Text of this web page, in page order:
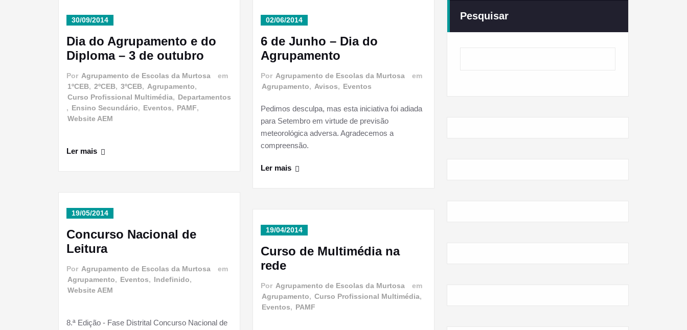
30/09/2014
Dia do Agrupamento e do
Diploma – 3 de outubro
Por Agrupamento de Escolas da Murtosa
em
1ºCEB, 2ºCEB, 3ºCEB, Agrupamento,
Curso Profissional Multimédia, Departamentos
, Ensino Secundário, Eventos, PAMF,
Website AEM
Ler mais
19/05/2014
Concurso Nacional de
Leitura
Por Agrupamento de Escolas da Murtosa
em
Agrupamento, Eventos, Indefinido,
Website AEM
8.ª Edição - Fase Distrital Concurso Nacional de
02/06/2014
6 de Junho – Dia do
Agrupamento
Por Agrupamento de Escolas da Murtosa
em
Agrupamento, Avisos, Eventos
Pedimos desculpa, mas esta iniciativa foi adiada
para Setembro em virtude de previsão
meteorológica adversa. Agradecemos a
compreensão.
Ler mais
19/04/2014
Curso de Multimédia na
rede
Por Agrupamento de Escolas da Murtosa
em
Agrupamento, Curso Profissional Multimédia,
Eventos, PAMF
Pesquisar